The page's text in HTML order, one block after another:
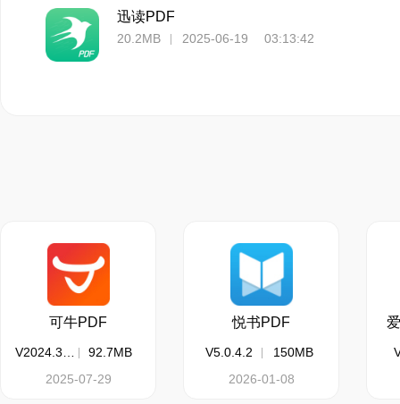
迅读PDF
20.2MB 2025-06-19 03:13:42
可牛PDF
92.7MB
2025-07-29
悦书PDF
V5.0.4.2
150MB
2026-01-08